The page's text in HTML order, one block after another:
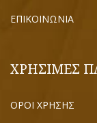
ΕΠΙΚΟΙΝΩΝΙΑ
ΧΡΗΣΙΜΕΣ
ΟΡΟΙ ΧΡΗΣΗΣ